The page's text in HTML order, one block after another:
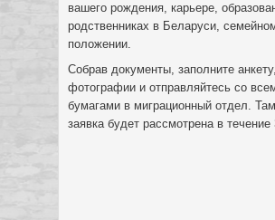
вашего рождения, карьере,
родственниках в Беларуси,
положении.
Собрав документы, заполните
фотографии и отправляйтесь со
бумагами в миграционный отдел.
заявка будет рассмотрена в